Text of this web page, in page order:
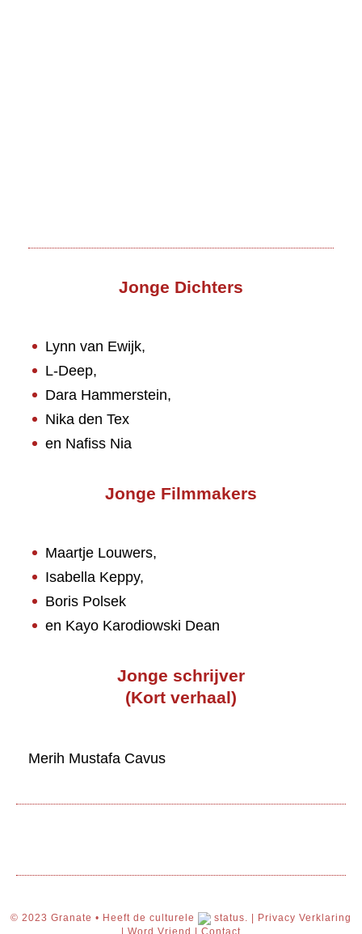
Jonge Dichters
Lynn van Ewijk,
L-Deep,
Dara Hammerstein,
Nika den Tex
en Nafiss Nia
Jonge Filmmakers
Maartje Louwers,
Isabella Keppy,
Boris Polsek
en Kayo Karodiowski Dean
Jonge schrijver
(Kort verhaal)
Merih Mustafa Cavus
© 2023 Granate • Heeft de culturele status. |
Privacy Verklaring
| Word Vriend | Contact